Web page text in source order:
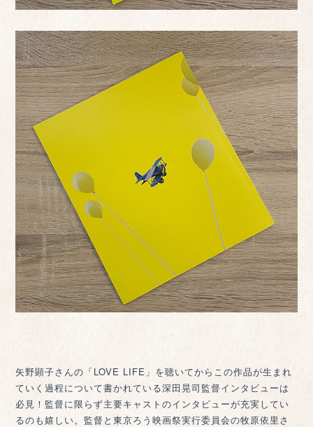
矢野顕子さんの「LOVE LIFE」を聴いてからこの作品が生まれ
ていく過程について書かれている深田晃司監督インタビューは
必見！監督に限らず主要キャストのインタビューが充実してい
るのも嬉しい。監督と東京ろう映画祭実行委員会の牧原依里さ